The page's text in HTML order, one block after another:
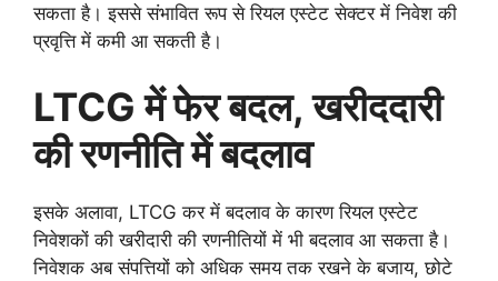
सकता है। इससे संभावित रूप से रियल एस्टेट सेक्टर में निवेश की
प्रवृत्ति में कमी आ सकती है।
LTCG में फेर बदल, खरीददारी
की रणनीति में बदलाव
इसके अलावा, LTCG कर में बदलाव के कारण रियल एस्टेट
निवेशकों की खरीदारी की रणनीतियों में भी बदलाव आ सकता है।
निवेशक अब संपत्तियों को अधिक समय तक रखने के बजाय, छोटे